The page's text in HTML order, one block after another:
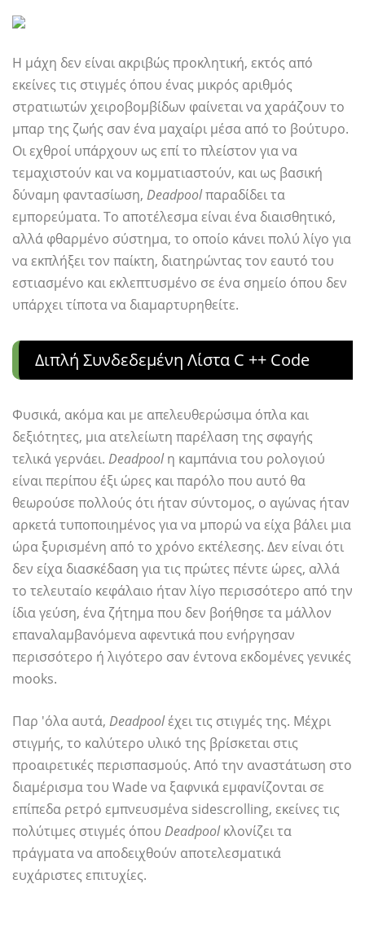
Η μάχη δεν είναι ακριβώς προκλητική, εκτός από
εκείνες τις στιγμές όπου ένας μικρός αριθμός
στρατιωτών χειροβομβίδων φαίνεται να χαράζουν το
μπαρ της ζωής σαν ένα μαχαίρι μέσα από το βούτυρο.
Οι εχθροί υπάρχουν ως επί το πλείστον για να
τεμαχιστούν και να κομματιαστούν, και ως βασική
δύναμη φαντασίωση, Deadpoolπαραδίδει τα
εμπορεύματα. Το αποτέλεσμα είναι ένα διαισθητικό,
αλλά φθαρμένο σύστημα, το οποίο κάνει πολύ λίγο για
να εκπλήξει τον παίκτη, διατηρώντας τον εαυτό του
εστιασμένο και εκλεπτυσμένο σε ένα σημείο όπου δεν
υπάρχει τίποτα να διαμαρτυρηθείτε.
Διπλή Συνδεδεμένη Λίστα C ++ Code
Φυσικά, ακόμα και με απελευθερώσιμα όπλα και
δεξιότητες, μια ατελείωτη παρέλαση της σφαγής
τελικά γερνάει. Deadpoolη καμπάνια του ρολογιού
είναι περίπου έξι ώρες και παρόλο που αυτό θα
θεωρούσε πολλούς ότι ήταν σύντομος, ο αγώνας ήταν
αρκετά τυποποιημένος για να μπορώ να είχα βάλει μια
ώρα ξυρισμένη από το χρόνο εκτέλεσης. Δεν είναι ότι
δεν είχα διασκέδαση για τις πρώτες πέντε ώρες, αλλά
το τελευταίο κεφάλαιο ήταν λίγο περισσότερο από την
ίδια γεύση, ένα ζήτημα που δεν βοήθησε τα μάλλον
επαναλαμβανόμενα αφεντικά που ενήργησαν
περισσότερο ή λιγότερο σαν έντονα εκδομένες γενικές
mooks.
Παρ 'όλα αυτά, Deadpoolέχει τις στιγμές της. Μέχρι
στιγμής, το καλύτερο υλικό της βρίσκεται στις
προαιρετικές περισπασμούς. Από την αναστάτωση στο
διαμέρισμα του Wade να ξαφνικά εμφανίζονται σε
επίπεδα ρετρό εμπνευσμένα sidescrolling, εκείνες τις
πολύτιμες στιγμές όπου Deadpoolκλονίζει τα
πράγματα να αποδειχθούν αποτελεσματικά
ευχάριστες επιτυχίες.